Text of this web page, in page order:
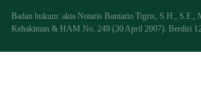
Badan hukum: akta Notaris Buntario Tigris, S.H.,
Kehakiman & HAM No. 249 (30 April 2007). Berdiri